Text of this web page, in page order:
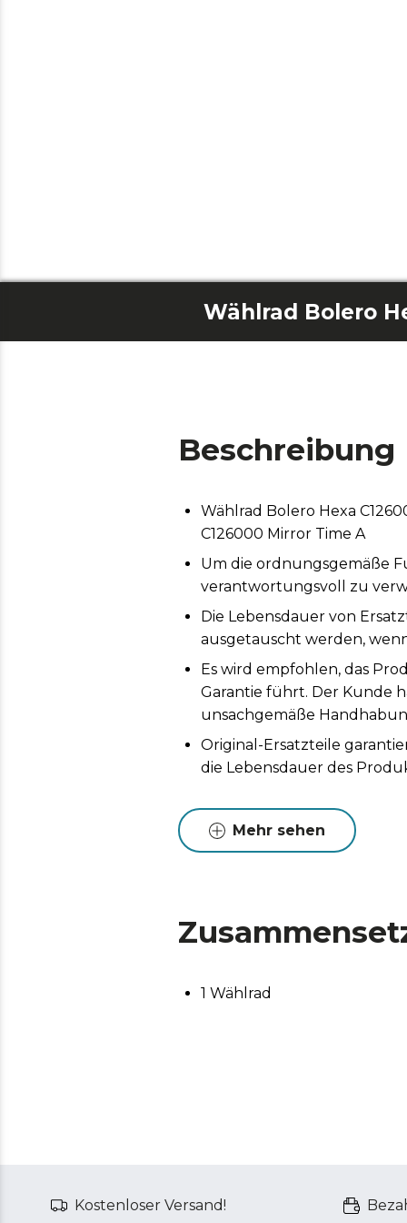
Beschreibung
Wählrad Bolero Hexa
C126000 Mirror Time A
Um die ordnungsgemäße
verantwortungsvoll zu
Die Lebensdauer von
ausgetauscht werden,
Es wird empfohlen, das
Garantie führt. Der Kunde
unsachgemäße
Original-Ersatzteile
die Lebensdauer des
Mehr sehen
1 Wählrad
Kostenloser Versand!